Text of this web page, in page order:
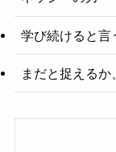
学び続けると言
まだと捉える